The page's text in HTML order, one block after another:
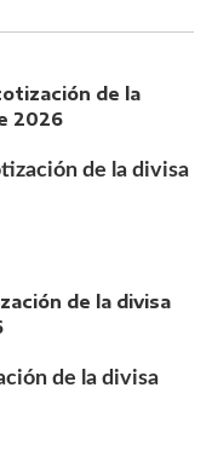
de la divisa
de la divisa